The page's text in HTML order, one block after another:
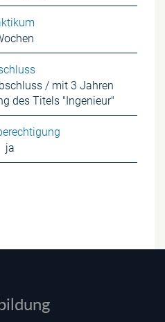
/ mit 3 Jahren
des Titels "Ingenieur"
ja